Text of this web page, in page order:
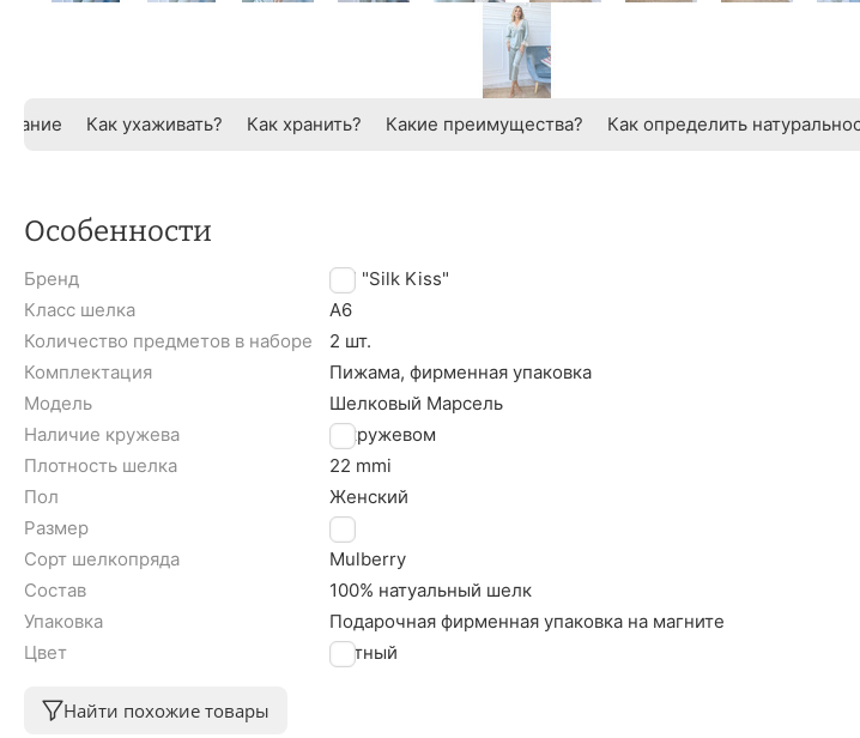
Как ухаживать? Как хранить? Какие преимущества? Как определить
Особенности
Бренд
TM "Silk Kiss"
Класс шелка
A6
Количество предметов в наборе
2 шт.
Комплектация
Пижама, фирменная упаковка
Модель
Шелковый Марсель
Наличие кружева
С кружевом
Плотность шелка
22 mmi
Пол
Женский
Размер
S
Сорт шелкопряда
Mulberry
Состав
100% натуальный шелк
Упаковка
Подарочная фирменная упаковка на магните
Цвет
Мятный
Найти похожие товары